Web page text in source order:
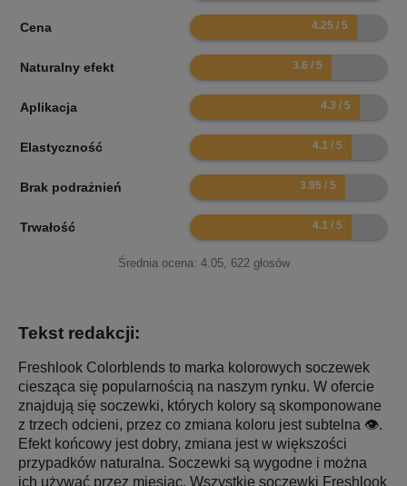
Cena 8.5
Naturalny efekt 7.2
Aplikacja 8.6
Elastyczność 8.2
Brak podrażnień 7.9
Trwałość 8.2
Średnia ocena: 4.05, 622głosów
Tekst redakcji:
Freshlook Colorblends to marka kolorowych soczewek
ciesząca się popularnością na naszym rynku. W ofercie
znajdują się soczewki, których kolory są skomponowane
z trzech odcieni, przez co zmiana koloru jest subtelna 👁️.
Efekt końcowy jest dobry, zmiana jest w większości
przypadków naturalna. Soczewki są wygodne i można
ich używać przez miesiąc. Wszystkie soczewki Freshlook